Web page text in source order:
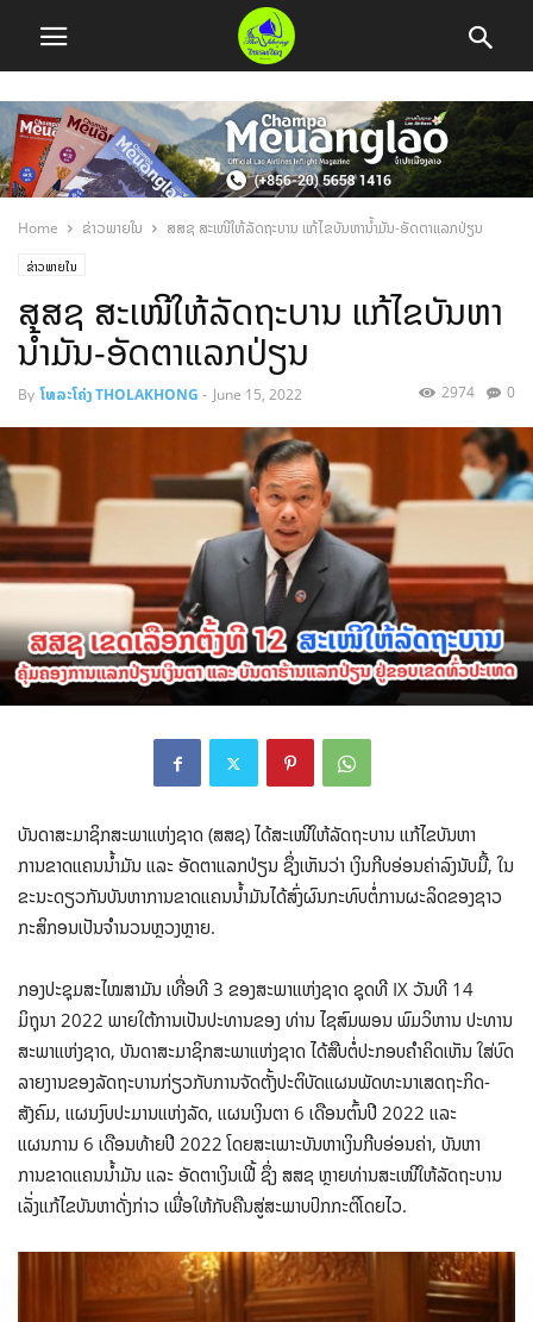
Home ຂ່າວພາຍໃນ ສສຊ ສະເໜີໃຫ້ລັດຖະບານ ແກ້ໄຂບັນຫານ້ຳມັນ-ອັດຕາແລກປ່ຽນ
ຂ່າວພາຍໃນ
ສສຊ ສະເໜີໃຫ້ລັດຖະບານ ແກ້ໄຂບັນຫາ
ນ້ຳມັນ-ອັດຕາແລກປ່ຽນ
By ໂທລະໂຄ່ງ THOLAKHONG - June 15, 2022 0
2974
ບັນດາສະມາຊິກສະພາແຫ່ງຊາດ (ສສຊ) ໄດ້ສະເໜີໃຫ້ລັດຖະບານ ແກ້ໄຂບັນຫາ
ການຂາດແຄນນ້ຳມັນ ແລະ ອັດຕາແລກປ່ຽນ ຊຶ່ງເຫັນວ່າ ເງິນກີບອ່ອນຄ່າລົງນັບມື້, ໃນ
ຂະນະດຽວກັນບັນຫາການຂາດແຄນນ້ຳມັນໄດ້ສົ່ງຜົນກະທົບຕໍ່ການຜະລິດຂອງຊາວ
ກະສິກອນເປັນຈຳນວນຫຼວງຫຼາຍ.
ກອງປະຊຸມສະໄໝສາມັນ ເທື່ອທີ 3 ຂອງສະພາແຫ່ງຊາດ ຊຸດທີ IX ວັນທີ 14
ມິຖຸນາ 2022 ພາຍໃຕ້ການເປັນປະທານຂອງ ທ່ານ ໄຊສົມພອນ ພົມວິຫານ ປະທານ
ສະພາແຫ່ງຊາດ, ບັນດາສະມາຊິກສະພາແຫ່ງຊາດ ໄດ້ສືບຕໍ່ປະກອບຄຳຄິດເຫັນ ໃສ່ບົດ
ລາຍງານຂອງລັດຖະບານກ່ຽວກັບການຈັດຕັ້ງປະຕິບັດແຜນພັດທະນາເສດຖະກິດ-
ສັງຄົມ, ແຜນງົບປະມານແຫ່ງລັດ, ແຜນເງິນຕາ 6 ເດືອນຕົ້ນປີ 2022 ແລະ
ແຜນການ 6 ເດືອນທ້າຍປີ 2022 ໂດຍສະເພາະບັນຫາເງິນກີບອ່ອນຄ່າ, ບັນຫາ
ການຂາດແຄນນ້ຳມັນ ແລະ ອັດຕາເງິນເຟີ້ ຊຶ່ງ ສສຊ ຫຼາຍທ່ານສະເໜີໃຫ້ລັດຖະບານ
ເລັ່ງແກ້ໄຂບັນຫາດັ່ງກ່າວ ເພື່ອໃຫ້ກັບຄືນສູ່ສະພາບປົກກະຕິໂດຍໄວ.